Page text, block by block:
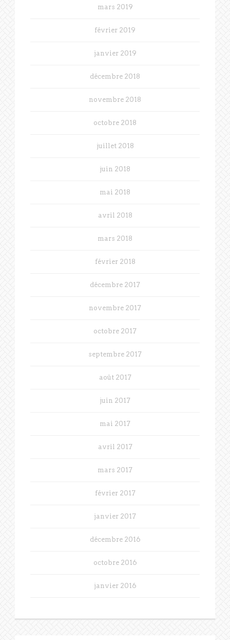
mars 2019
février 2019
janvier 2019
décembre 2018
novembre 2018
octobre 2018
juillet 2018
juin 2018
mai 2018
avril 2018
mars 2018
février 2018
décembre 2017
novembre 2017
octobre 2017
septembre 2017
août 2017
juin 2017
mai 2017
avril 2017
mars 2017
février 2017
janvier 2017
décembre 2016
octobre 2016
janvier 2016